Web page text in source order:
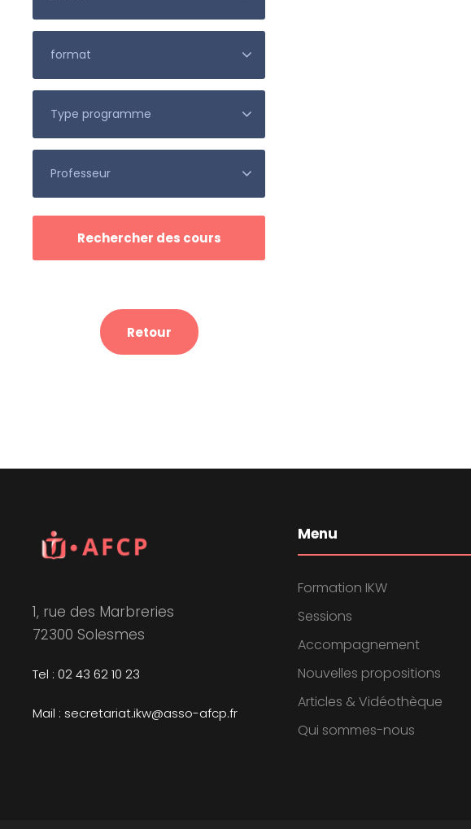
Retour
1, rue des Marbreries
72300 Solesmes
Tel : 02 43 62 10 23
Mail : secretariat.ikw@asso-afcp.fr
Menu
Formation IKW
Sessions
Accompagnement
Nouvelles propositions
Articles & Vidéothèque
Qui sommes-nous